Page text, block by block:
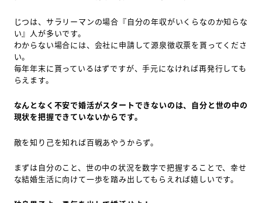
じつは、サラリーマンの場合『自分の年収がいくらなのか知らな
い』人が多いです。
わからない場合には、会社に申請して源泉徴収票を貰ってくださ
い。
毎年年末に貰っているはずですが、手元になければ再発行しても
らえます。
なんとなく不安で婚活がスタートできないのは、自分と世の中の
現状を把握できていないからです。
敵を知り己を知れば百戦あやうからず。
まずは自分のこと、世の中の状況を数字で把握することで、幸せ
な結婚生活に向けて一歩を踏み出してもらえれば嬉しいです。